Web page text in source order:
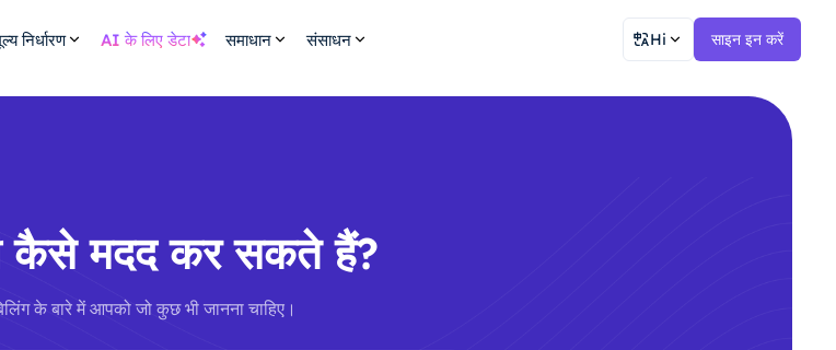
निर्धारण AI के लिए डेटा समाधान संसाधन Hi साइन इन करें
कैसे मदद कर सकते हैं?
के बारे में आपको जो कुछ भी जानना चाहिए।